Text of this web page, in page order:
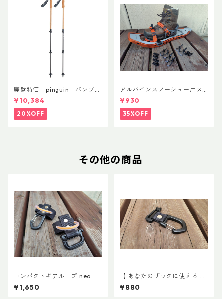
廃盤特価 pinguin バンブー
FLフォーム(ペア)
¥10,384
20%OFF
アルパインスノーシュー用ス
トラップキャッチ(ペア)
¥930
35%OFF
その他の商品
コンパクトギアループ neo
¥1,650
【 あなたのザックに使える 】
キャッチ7
¥880